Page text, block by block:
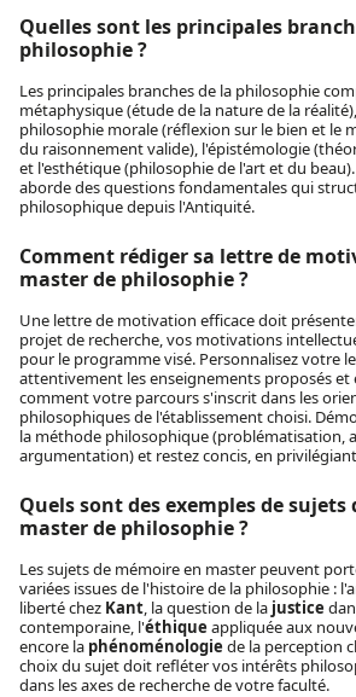
Quelles sont les principales
philosophie ?
Les principales branches de la philosophie
métaphysique (étude de la nature de la
philosophie morale (réflexion sur le bien et le
du raisonnement valide), l'épistémologie
et l'esthétique (philosophie de l'art et du
aborde des questions fondamentales qui
philosophique depuis l'Antiquité.
Comment rédiger sa lettre de
master de philosophie ?
Une lettre de motivation efficace doit
projet de recherche, vos motivations
pour le programme visé. Personnalisez votre
attentivement les enseignements proposés et
comment votre parcours s'inscrit dans les
philosophiques de l'établissement choisi.
la méthode philosophique (problématisation,
argumentation) et restez concis, en
Quels sont des exemples de sujets
master de philosophie ?
Les sujets de mémoire en master peuvent
variées issues de l'histoire de la philosophie :
liberté chez Kant, la question de la justice
contemporaine, l'éthique appliquée aux
encore la phénoménologie de la perception
choix du sujet doit refléter vos intérêts
dans les axes de recherche de votre faculté.